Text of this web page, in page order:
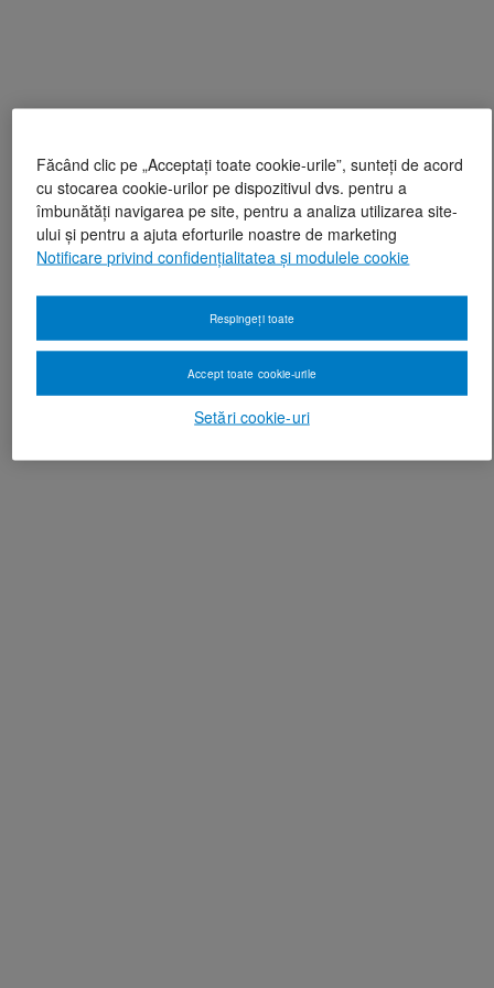
Făcând clic pe „Acceptați toate cookie-urile”, sunteți de acord
cu stocarea cookie-urilor pe dispozitivul dvs. pentru a
îmbunătăți navigarea pe site, pentru a analiza utilizarea site-
ului și pentru a ajuta eforturile noastre de marketing
Notificare privind confidențialitatea și modulele cookie
Setări cookie-uri
Respingeți toate
Accept toate cookie-urile